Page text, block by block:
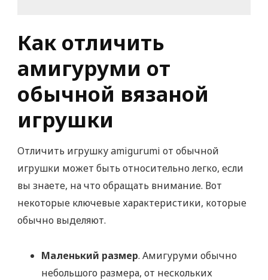
Как отличить
амигуруми от
обычной вязаной
игрушки
Отличить игрушку amigurumi от обычной
игрушки может быть относительно легко, если
вы знаете, на что обращать внимание. Вот
некоторые ключевые характеристики, которые
обычно выделяют.
Маленький размер. Амигуруми обычно
небольшого размера, от нескольких